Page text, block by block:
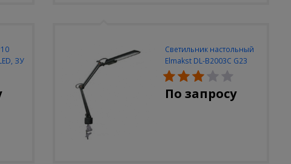
ЗУ
Светильник настольный
Elmakst DL-B2003C G23
черный струбцина
По запросу